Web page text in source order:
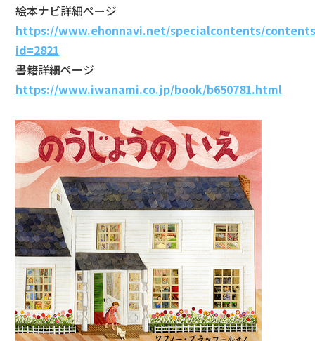
絵本ナビ詳細ページ
https://www.ehonnavi.net/specialcontents/
id=2821
書籍詳細ページ
https://www.iwanami.co.jp/book/b650781.html